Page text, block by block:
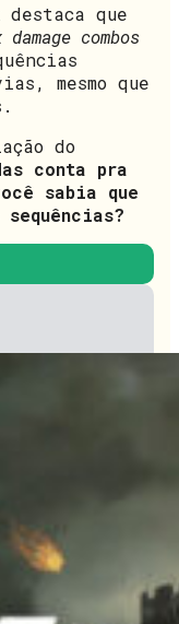
destaca que
combos
mesmo que
do
conta pra
sabia que